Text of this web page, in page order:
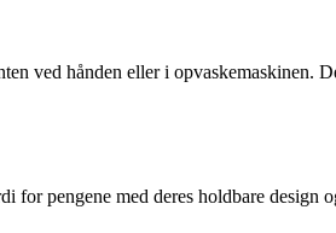
ved hånden eller i opvaskemaskinen.
for pengene med deres holdbare